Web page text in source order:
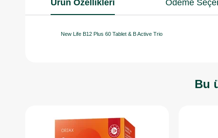
Ürün Özellikleri Ödeme
New Life B12 Plus 60 Tablet & B Active Trio
Bu